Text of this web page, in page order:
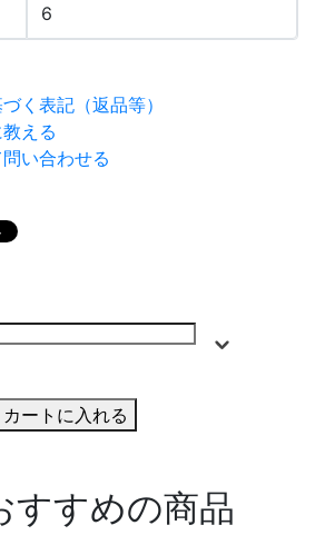
6
く表記（返品等）
える
い合わせる
カートに入れる
すすめの商品